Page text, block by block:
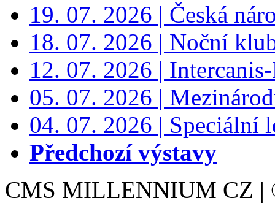
19. 07. 2026 | Česká
18. 07. 2026 | Noční
12. 07. 2026 |
05. 07. 2026 |
04. 07. 2026 | Speciální
Předchozí výstavy
CMS MILLENNIUM CZ |